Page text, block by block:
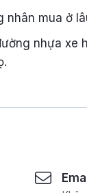
nhân mua ở
nhựa xe